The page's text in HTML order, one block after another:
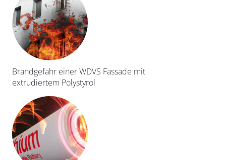
Brandgefahr einer WDVS Fassade mit
extrudiertem Polystyrol